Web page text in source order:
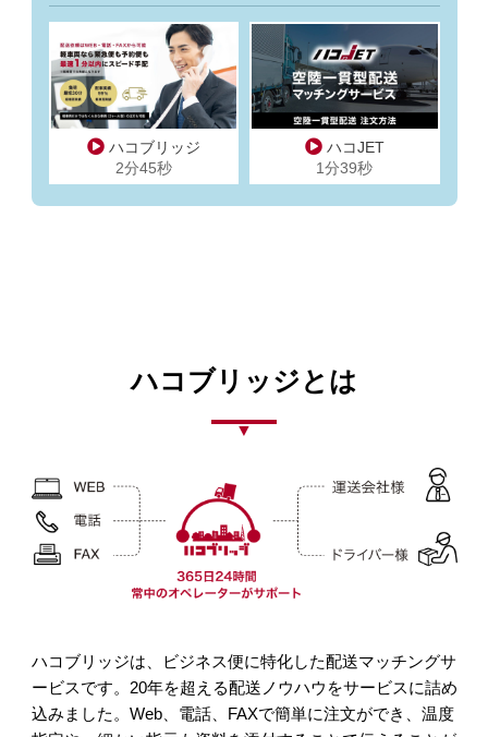
ハコブリッジ
2分45秒
ハコJET
1分39秒
ハコブリッジとは
ハコブリッジは、ビジネス便に特化した配送マッチングサ
ービスです。20年を超える配送ノウハウをサービスに詰め
込みました。Web、電話、FAXで簡単に注文ができ、温度